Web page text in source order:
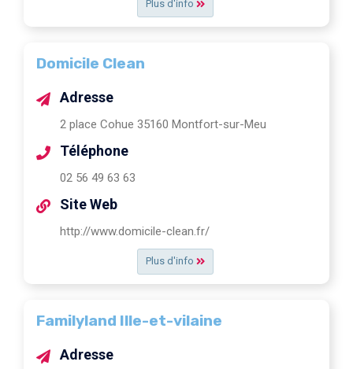
Plus d'info
Domicile Clean
Plus d'info
Adresse
2 place Cohue 35160 Montfort-sur-Meu
Téléphone
02 56 49 63 63
Site Web
http://www.domicile-clean.fr/
Familyland Ille-et-vilaine
Adresse